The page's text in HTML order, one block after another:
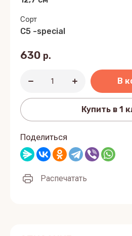
Сорт
C5 -special
630 р.
В
Купить в 1
Поделиться
Распечатать